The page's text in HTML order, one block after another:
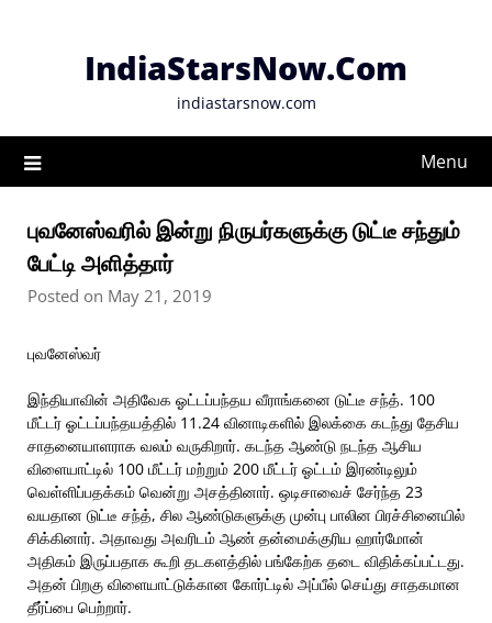
IndiaStarsNow.Com
indiastarsnow.com
Menu
புவனேஸ்வரில் இன்று நிருபர்களுக்கு டுட்டீ சந்தும்
பேட்டி அளித்தார்
Posted on May 21, 2019
புவனேஸ்வர்
இந்தியாவின் அதிவேக ஓட்டப்பந்தய வீராங்கனை டுட்டீ சந்த். 100
மீட்டர் ஓட்டப்பந்தயத்தில் 11.24 வினாடிகளில் இலக்கை கடந்து தேசிய
சாதனையாளராக வலம் வருகிறார். கடந்த ஆண்டு நடந்த ஆசிய
விளையாட்டில் 100 மீட்டர் மற்றும் 200 மீட்டர் ஓட்டம் இரண்டிலும்
வெள்ளிப்பதக்கம் வென்று அசத்தினார். ஒடிசாவைச் சேர்ந்த 23
வயதான டுட்டீ சந்த், சில ஆண்டுகளுக்கு முன்பு பாலின பிரச்சினையில்
சிக்கினார். அதாவது அவரிடம் ஆண் தன்மைக்குரிய ஹார்மோன்
அதிகம் இருப்பதாக கூறி தடகளத்தில் பங்கேற்க தடை விதிக்கப்பட்டது.
அதன் பிறகு விளையாட்டுக்கான கோர்ட்டில் அப்பீல் செய்து சாதகமான
தீர்ப்பை பெற்றார்.